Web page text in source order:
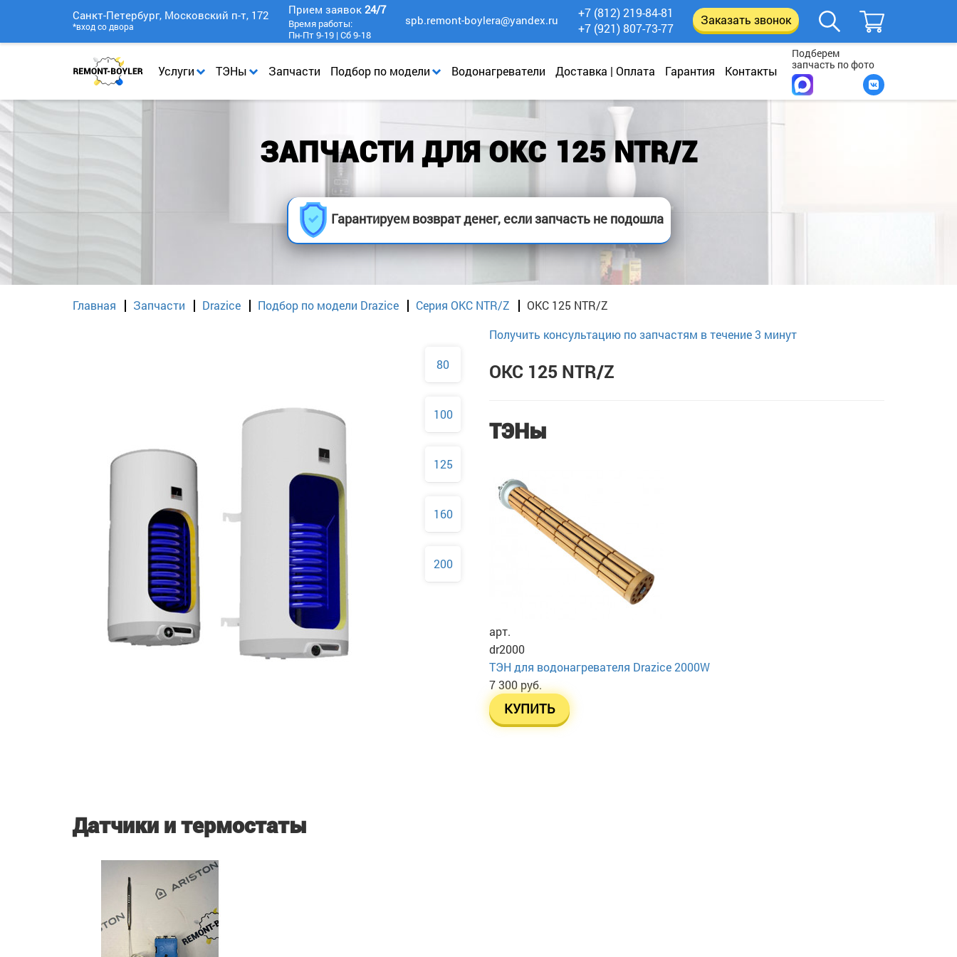
Услуги ТЭНы Запчасти Подбор по модели Водонагреватели Доставка | Оплата Гарантия Контакты
Подберем
запчасть по фото
Санкт-Петербург, Московский п-т, 172
*вход со двора
Прием заявок 24/7
Время работы:
Пн-Пт 9-19 | Сб 9-18
spb.remont-boylera@yandex.ru
+7 (812) 219-84-81
+7 (921) 807-73-77
Заказать звонок
ЗАПЧАСТИ ДЛЯ OKC 125 NTR/Z
Гарантируем возврат денег, если запчасть не подошла
Главная Запчасти Drazice Подбор по модели Drazice Серия OKC NTR/Z OKC 125 NTR/Z
80
100
125
160
200
Получить консультацию по запчастям в течение 3 минут
OKC 125 NTR/Z
ТЭНы
арт.
dr2000
ТЭН для водонагревателя Drazice 2000W
7 300 руб.
КУПИТЬ
Датчики и термостаты